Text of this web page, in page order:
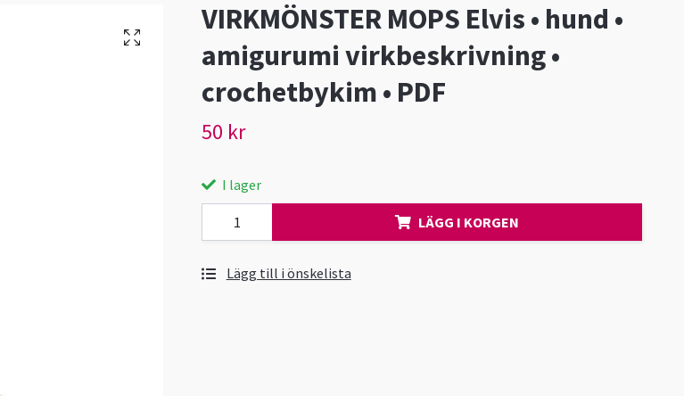
VIRKMÖNSTER MOPS Elvis • hund •
amigurumi virkbeskrivning •
crochetbykim • PDF
50 kr
I lager
LÄGG I KORGEN
Lägg till i önskelista